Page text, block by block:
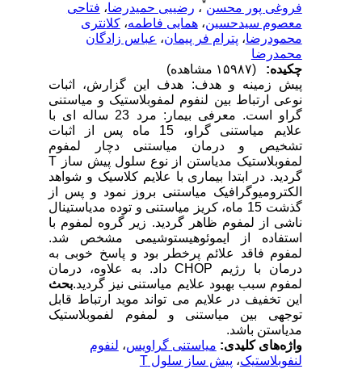
فروغی پور محسن ،رضییی حمیدرضا،فتاحی
معصوم سیدحسین،همایی فاطمه،کلانتری
محمودرضا،پترام فر پیمان،عباس زادگان
محمدرضا
چکیده:
پیش زمینه و هدف: هدف این گزارش، اثبات
نوعی ارتباط بین لنفوم لمفوبلاستیک و میاستنی
گراو است. معرفی بیمار: مرد 23 ساله ای با
علایم میاستنی گراو، 15 ماه پس از اثبات
تشخیص و درمان میاستنی دچار لمفوم
لمفوبلاستیک مدیاستن از نوع سلول پیش ساز T
گردید. در ابتدا بیماری با علایم کلاسیک و شواهد
الکترومیوگرافیک میاستنی بروز نمود و پس از
گذشت 15 ماه، کریز میاستنی و توده مدیاستینال
ناشی از لمفوم ظاهر گردید. زیر گروه لمفوم با
استفاده از ایموئوهیستوشیمی مشخص شد.
لمفوم فاقد علائم پرخطر بود و پاسخ خوبی به
درمان با رژیم CHOP داد. به علاوه، درمان
لمفوم سبب بهبود علایم میاستنی نیز گردید.بحث
این تخفیف در علایم می تواند موید ارتباط قابل
توجهی بین میاستنی و لمفوم لفموبلاستیک
مدیاستن باشد.
واژه‌های کلیدی:میاستنی گراویس،لنفوم
لنفوبلاستیک،پیش ساز سلول T